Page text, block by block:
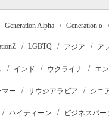
Generation Alpha Generation α
LGBTQ アジア ア
インド ウクライナ エ
マー サウジアラビア シニ
ハイティーン ビジネスパー